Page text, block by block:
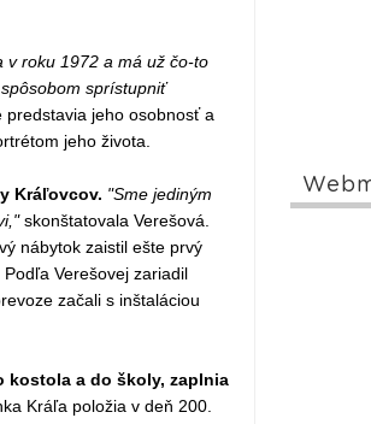
v roku 1972 a má už čo-to
sprístupniť
predstavia jeho osobnosť a
jeho života.
Kráľovcov. "Sme jediným
skonštatovala Verešová.
nábytok zaistil ešte prvý
Verešovej zariadil
začali s inštaláciou
kostola a do školy, zaplnia
Kráľa položia v deň 200.